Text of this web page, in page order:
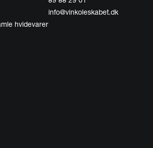
hvidevarer
info@vinkoleskabet.dk